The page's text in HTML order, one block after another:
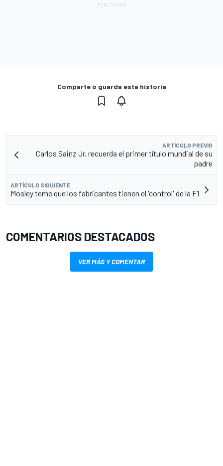
Comparte o guarda esta historia
ARTÍCULO PREVIO
Carlos Sainz Jr. recuerda el primer título mundial de su
padre
ARTÍCULO SIGUIENTE
Mosley teme que los fabricantes tienen el 'control' de la F1
COMENTARIOS DESTACADOS
VER MÁS Y COMENTAR